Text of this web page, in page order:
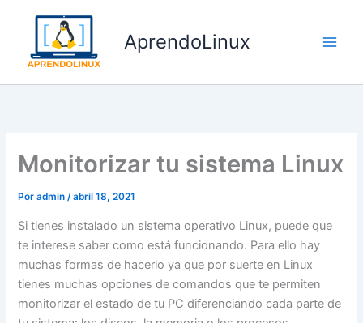
contenido
AprendoLinux
Monitorizar tu sistema Linux
Poradmin/abril 18, 2021
Si tienes instalado un sistema operativo Linux, puede que
te interese saber como está funcionando. Para ello hay
muchas formas de hacerlo ya que por suerte en Linux
tienes muchas opciones de comandos que te permiten
monitorizar el estado de tu PC diferenciando cada parte de